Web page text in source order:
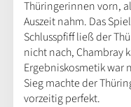
Thüringerinnen vorn,
Auszeit nahm. Das
Schlusspfiff ließ der
nicht nach, Chambray
Ergebniskosmetik war
Sieg machte der
vorzeitig perfekt.